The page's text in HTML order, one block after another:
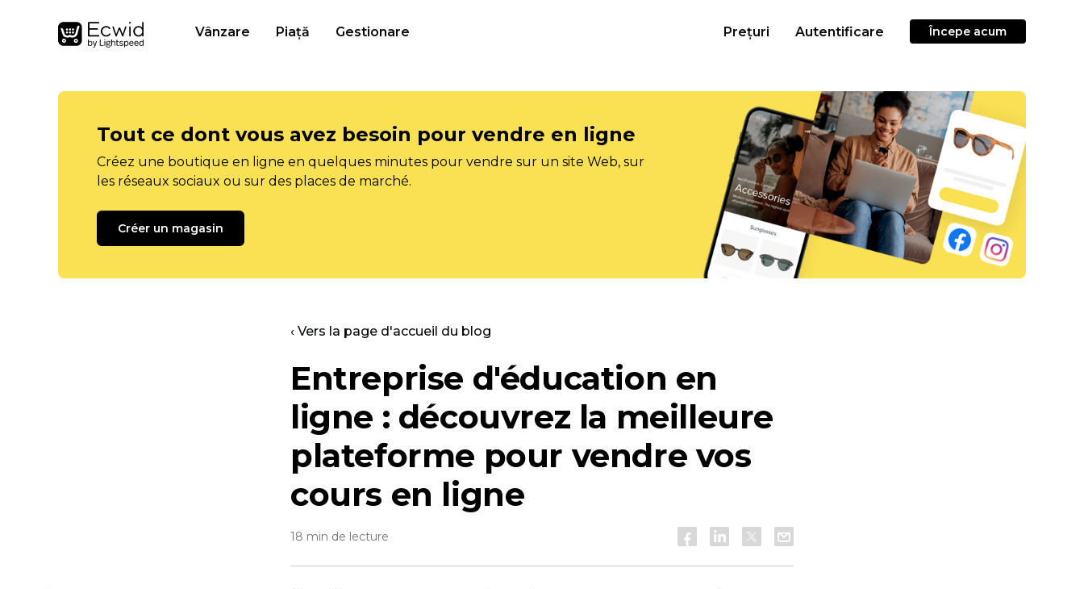
Vânzare Piață Gestionare Prețuri Autentificare Începe acum
Tout ce dont vous avez besoin pour vendre en ligne
Créez une boutique en ligne en quelques minutes pour vendre sur un site Web, sur
les réseaux sociaux ou sur des places de marché.
Créer un magasin
‹ Vers la page d'accueil du blog
Entreprise d'éducation en
ligne : découvrez la meilleure
plateforme pour vendre vos
cours en ligne
18 min de lecture